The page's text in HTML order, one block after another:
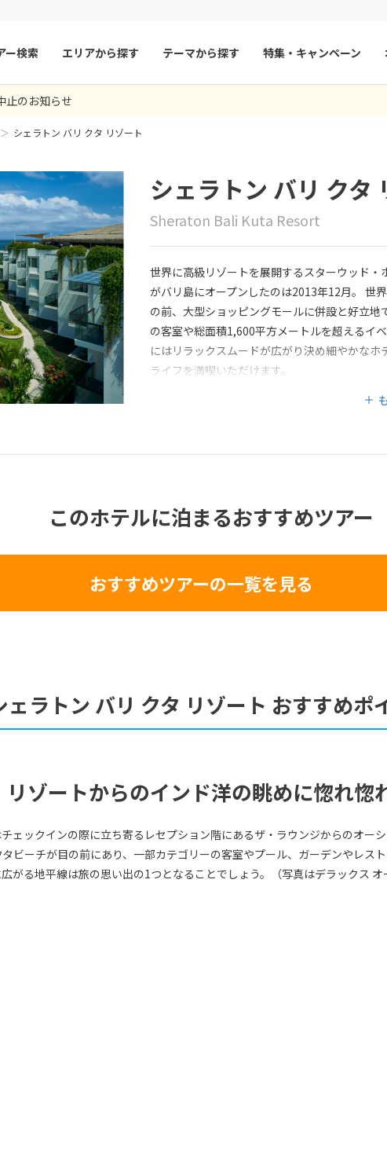
ー検索 エリアから探す
ア
フランス
ー
チェコ
オーストリア
ンド
スロヴァキア
アイスランド
ーデン
ア
リトアニア
ギリシャ
ェニア
モンテネグロ
ブルガリア
ドニア
ボスニア・ヘルツェゴビナ セルビア
テーマから探す
年始
夏旅
特集・キャンペーン
止のお知らせ
シェラトン バリ クタ リゾート
シェラトン バリ クタ
Sheraton Bali Kuta Resort
世界に高級リゾートを展開するスターウッド
がバリ島にオープンしたのは2013年12月。 世
の前、大型ショッピングモールに併設と好立
の客室や総面積1,600平方メートルを超えるイ
にはリラックスムードが広がり決め細やかな
ライフを満喫いただけます。
このホテルに泊まるおすすめツアー
おすすめツアーの一覧を見る
ェラトン バリ クタ リゾート おすすめポ
リゾートからのインド洋の眺めに惚れ惚
ェックインの際に立ち寄るレセプション階にあるザ・ラウンジからのオー
タビーチが目の前にあり、一部カテゴリーの客室やプール、ガーデンやレス
がる地平線は旅の思い出の1つとなることでしょう。（写真はデラックス